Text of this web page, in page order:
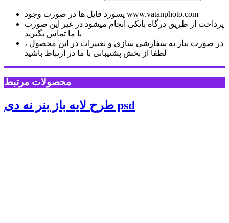
پسورد فایل ها در صورت وجود www.vatanphoto.com
پرداخت از طریق درگاه بانکی انجام میشود در غیر این صورت
با ما تماس بگیرید
در صورت نیاز به سفارشی سازی و تغییرات در این محصول ،
لطفا از بخش پشتیبانی با ما در ارتباط باشید
محصولات مرتبط
طرح لایه باز بنر نه دی psd